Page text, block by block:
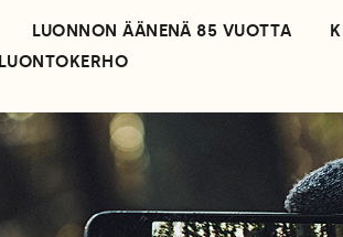
LUONNON ÄÄNENÄ 85 VUOTTA
LUONTOKERHO